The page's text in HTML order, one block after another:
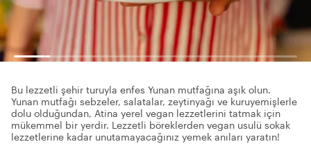
Bu lezzetli şehir turuyla enfes Yunan mutfağına aşık olun.
Yunan mutfağı sebzeler, salatalar, zeytinyağı ve kuruyemişlerle
dolu olduğundan, Atina yerel vegan lezzetlerini tatmak için
mükemmel bir yerdir. Lezzetli böreklerden vegan usulü sokak
lezzetlerine kadar unutamayacağınız yemek anıları yaratın!